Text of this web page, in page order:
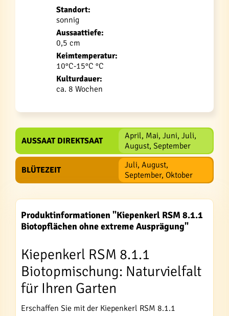
Standort:
sonnig
Aussaattiefe:
0,5 cm
Keimtemperatur:
10°C-15°C °C
Kulturdauer:
ca. 8 Wochen
AUSSAAT DIREKTSAAT
April, Mai, Juni, Juli,
August, September
BLÜTEZEIT
Juli, August,
September, Oktober
Produktinformationen "Kiepenkerl RSM 8.1.1
Biotopflächen ohne extreme Ausprägung"
Kiepenkerl RSM 8.1.1
Biotopmischung: Naturvielfalt
für Ihren Garten
Erschaffen Sie mit der Kiepenkerl RSM 8.1.1